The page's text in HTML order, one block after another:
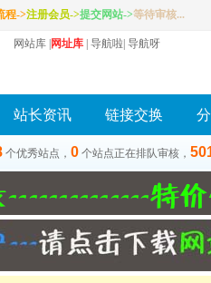
程->注册会员->提交网站->等待审核...
网站库 网址库 导航啦 导航呀
站长资讯 链接交换
个优秀站点， 0 个站点正在排队审核，